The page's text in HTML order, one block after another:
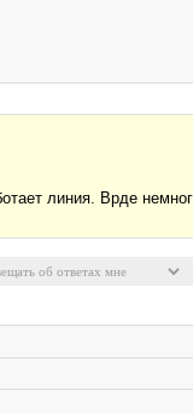
линия. Врде